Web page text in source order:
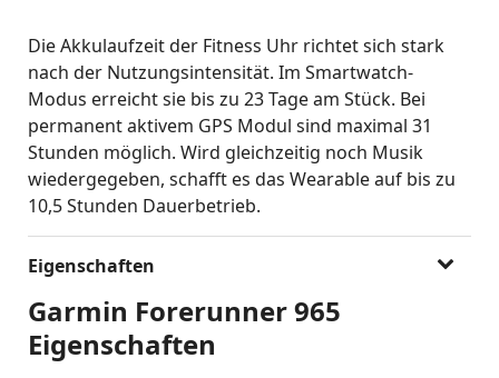
Die Akkulaufzeit der Fitness Uhr richtet sich stark
nach der Nutzungsintensität. Im Smartwatch-
Modus erreicht sie bis zu 23 Tage am Stück. Bei
permanent aktivem GPS Modul sind maximal 31
Stunden möglich. Wird gleichzeitig noch Musik
wiedergegeben, schafft es das Wearable auf bis zu
10,5 Stunden Dauerbetrieb.
Eigenschaften
Garmin Forerunner 965
Eigenschaften